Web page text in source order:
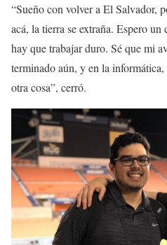
“Sueño con volver a El Salvador,
acá, la tierra se extraña. Espero
hay que trabajar duro. Sé que mi
terminado aún, y en la
otra cosa”, cerró.